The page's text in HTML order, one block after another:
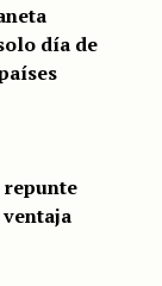
día de
repunte